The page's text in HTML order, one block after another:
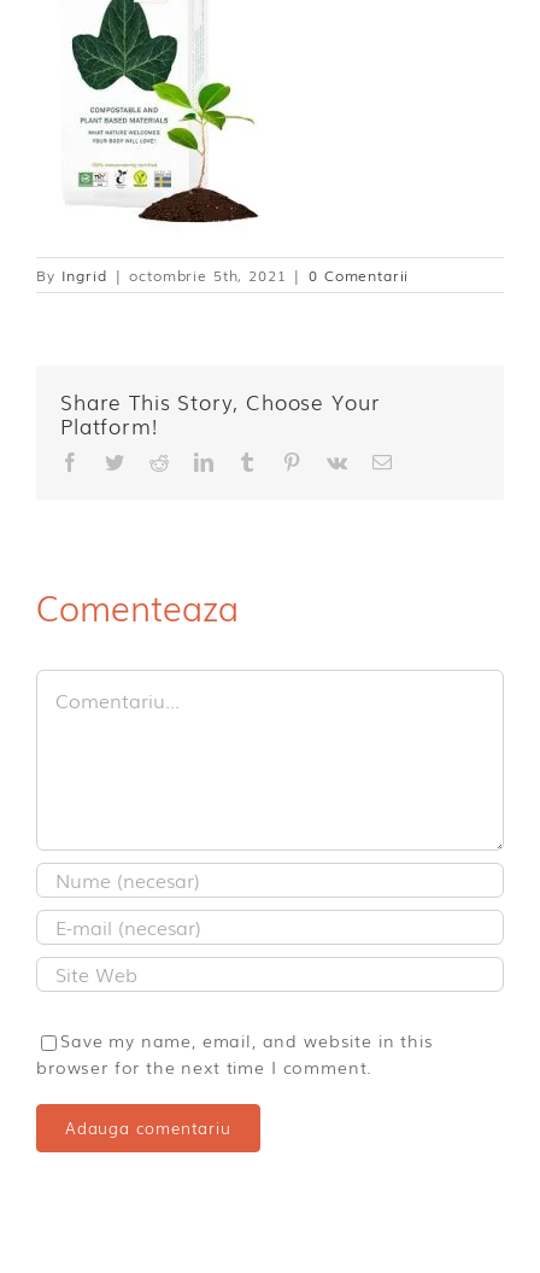
By Ingrid | octombrie 5th, 2021 | 0 Comentarii
Share This Story, Choose Your
Platform!
Facebook
TwitterRedditLinkedIn
TumblrPinterest
Vk
E-
Comenteaza
Comment
Save my name, email, and website in this
browser for the next time I comment.